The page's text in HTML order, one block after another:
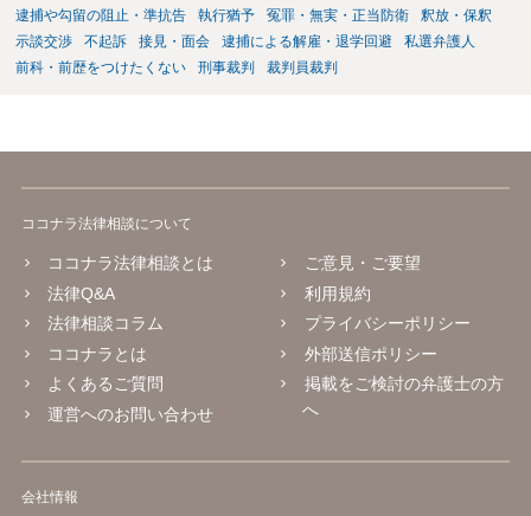
逮捕や勾留の阻止・準抗告
執行猶予 冤罪・無実・正当防衛
釈放・保釈
示談交渉
不起訴 接見・面会 逮捕による解雇・退学回避
私選弁護人
前科・前歴をつけたくない
刑事裁判 裁判員裁判
ココナラ法律相談について
ココナラ法律相談とは
法律Q&A
法律相談コラム
ココナラとは
よくあるご質問
運営へのお問い合わせ
ご意見・ご要望
利用規約
プライバシーポリシー
外部送信ポリシー
掲載をご検討の弁護士の方
へ
会社情報